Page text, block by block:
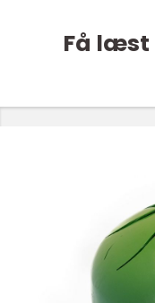
Få